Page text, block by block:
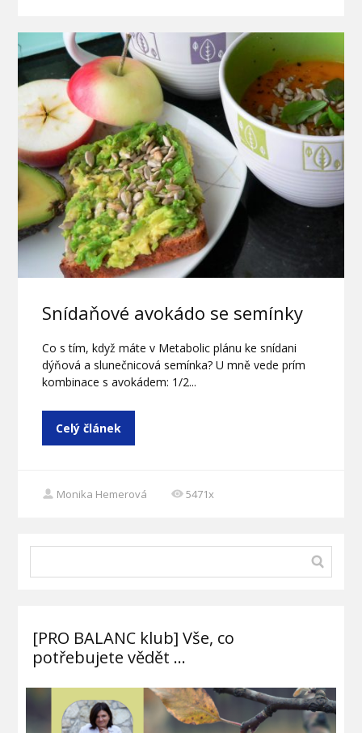
Snídaňové avokádo se semínky
Co s tím, když máte v Metabolic plánu ke snídani
dýňová a slunečnicová semínka? U mně vede prím
kombinace s avokádem: 1/2...
Celý článek
Monika Hemerová 5471x
[PRO BALANC klub] Vše, co
potřebujete vědět …